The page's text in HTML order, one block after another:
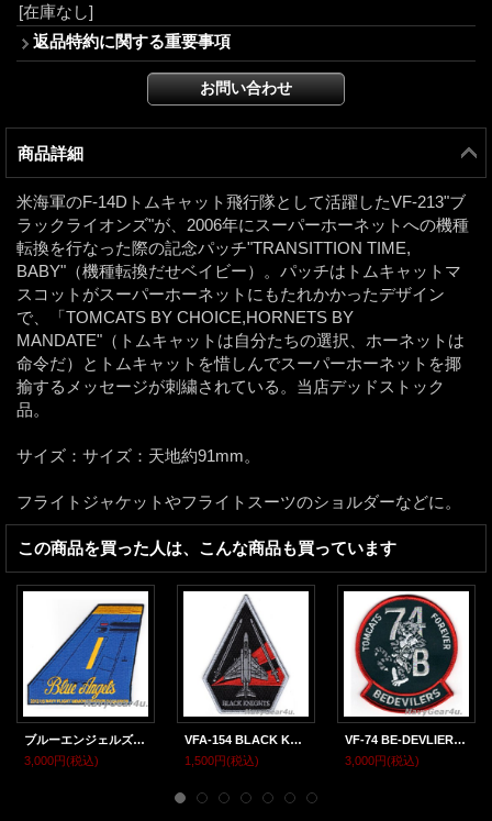
[在庫なし]
返品特約に関する重要事項
商品詳細
米海軍のF-14Dトムキャット飛行隊として活躍したVF-213"ブ
ラックライオンズ"が、2006年にスーパーホーネットへの機種
転換を行なった際の記念パッチ"TRANSITTION TIME,
BABY"（機種転換だせベイビー）。パッチはトムキャットマ
スコットがスーパーホーネットにもたれかかったデザイン
で、「TOMCATS BY CHOICE,HORNETS BY
MANDATE"（トムキャットは自分たちの選択、ホーネットは
命令だ）とトムキャットを惜しんでスーパーホーネットを揶
揄するメッセージが刺繍されている。当店デッドストック
品。
サイズ：サイズ：天地約91mm。
フライトジャケットやフライトスーツのショルダーなどに。
この商品を買った人は、こんな商品も買っています
ブルーエンジェルズ2012ツアー記念垂直尾翼パッチ#1（デッドストック）
3,000円(税込)
VFA-154 BLACK KNIGHTS F-4 THROWBACKショルダーパッチ（ベルクロ有無）
1,500円(税込)
VF-74 BE-DEVLIERS部隊解散記念 F-14Bマスコットパッチ（ベルクロ有無/デッドストック）
3,000円(税込)